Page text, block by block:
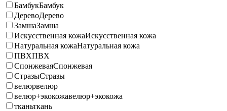
БамбукБамбук
ДеревоДерево
ЗамшаЗамша
Искусственная кожаИскусственная кожа
Натуральная кожаНатуральная кожа
ПВХПВХ
СпонжеваяСпонжевая
СтразыСтразы
велюрвелюр
велюр+экокожавелюр+экокожа
тканьткань